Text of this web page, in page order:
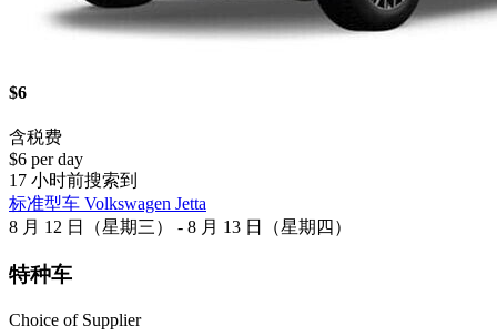
$6
含税费
$6 per day
17 小时前搜索到
标准型车 Volkswagen Jetta
8 月 12 日（星期三） - 8 月 13 日（星期四）
特种车
Choice of Supplier